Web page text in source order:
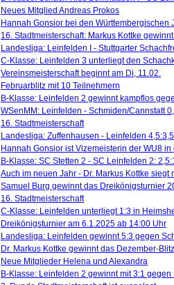
Neues Mitglied Andreas Prokos
Hannah Gonsior bei den Württembergischen
16. Stadtmeisterschaft: Markus Kottke
Landesliga: Leinfelden I - Stuttgarter
C-Klasse: Leinfelden 3 unterliegt den
Vereinsmeisterschaft beginnt am Di, 11.02.
Februarblitz mit 10 Teilnehmern
B-Klasse: Leinfelden 2 gewinnt kampflos
WSenMM: Leinfelden - Schmiden/Cannstatt
16. Stadtmeisterschaft
Landesliga: Zuffenhausen - Leinfelden 4,5:3,5
Hannah Gonsior ist Vizemeisterin der WU8 in
B-Klasse: SC Stetten 2 - SC Leinfelden 2:
Auch im neuen Jahr - Dr. Markus Kottke
Samuel Burg gewinnt das Dreikönigsturnier
16. Stadtmeisterschaft
C-Klasse: Leinfelden unterliegt 1:3 in
Dreikönigsturnier am 6.1.2025 ab 14:00 Uhr
Landesliga: Leinfelden gewinnt 5:3 gegen
Dr. Markus Kottke gewinnt das Dezember-
Neue Mitglieder Helena und Alexandra
B-Klasse: Leinfelden 2 gewinnt mit 3:1